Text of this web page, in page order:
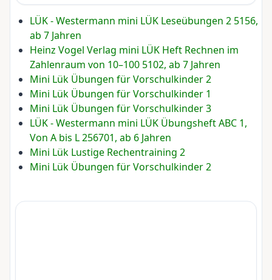
LÜK - Westermann mini LÜK Leseübungen 2 5156,
ab 7 Jahren
Heinz Vogel Verlag mini LÜK Heft Rechnen im
Zahlenraum von 10–100 5102, ab 7 Jahren
Mini Lük Übungen für Vorschulkinder 2
Mini Lük Übungen für Vorschulkinder 1
Mini Lük Übungen für Vorschulkinder 3
LÜK - Westermann mini LÜK Übungsheft ABC 1,
Von A bis L 256701, ab 6 Jahren
Mini Lük Lustige Rechentraining 2
Mini Lük Übungen für Vorschulkinder 2